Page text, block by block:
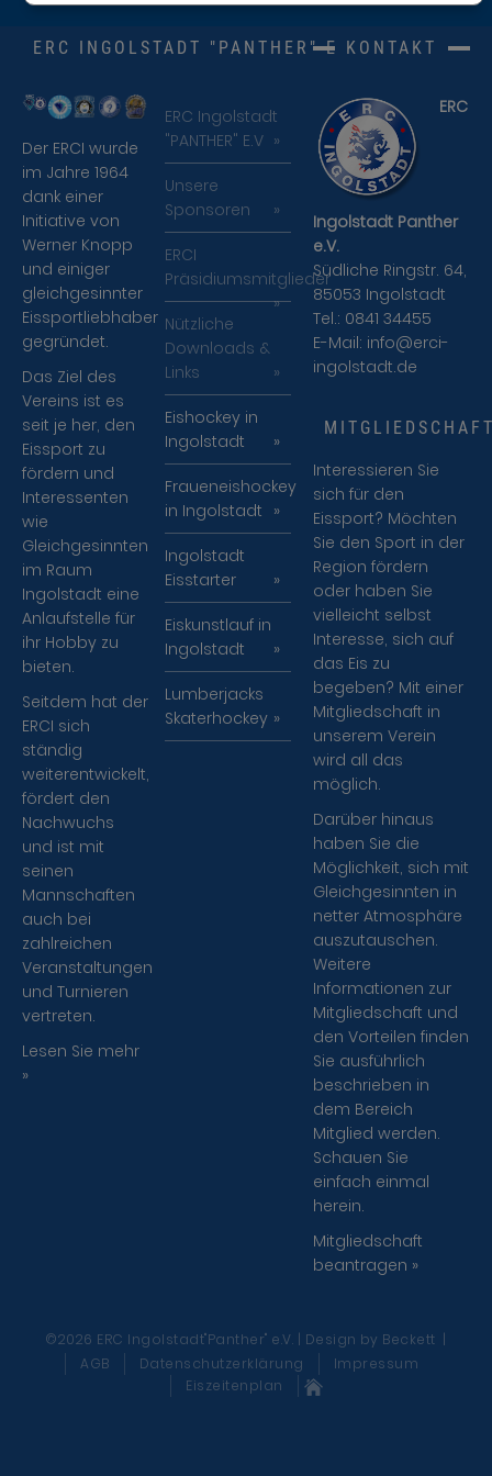
ERC INGOLSTADT "PANTHER" E.V.
Der ERCI wurde
im Jahre 1964
dank einer
Initiative von
Werner Knopp
und einiger
gleichgesinnter
Eissportliebhaber
gegründet.
Das Ziel des
Vereins ist es
seit je her, den
Eissport zu
fördern und
Interessenten
wie
Gleichgesinnten
im Raum
Ingolstadt eine
Anlaufstelle für
ihr Hobby zu
bieten.
Seitdem hat der
ERCI sich
ständig
weiterentwickelt,
fördert den
Nachwuchs
und ist mit
seinen
Mannschaften
auch bei
zahlreichen
Veranstaltungen
und Turnieren
vertreten.
Lesen Sie mehr
»
ERC Ingolstadt
"PANTHER" E.V
Unsere
Sponsoren
ERCI
Präsidiumsmitglieder
Nützliche
Downloads &
Links
Eishockey in
Ingolstadt
Fraueneishockey
in Ingolstadt
Ingolstadt
Eisstarter
Eiskunstlauf in
Ingolstadt
Lumberjacks
Skaterhockey
KONTAKT
ERC
Ingolstadt Panther
e.V.
Südliche Ringstr. 64,
85053 Ingolstadt
Tel.: 0841 34455
E-Mail: info@erci-
ingolstadt.de
Interessieren Sie
sich für den
Eissport? Möchten
Sie den Sport in der
Region fördern
oder haben Sie
vielleicht selbst
Interesse, sich auf
das Eis zu
begeben? Mit einer
Mitgliedschaft in
unserem Verein
wird all das
möglich.
Darüber hinaus
haben Sie die
Möglichkeit, sich mit
Gleichgesinnten in
netter Atmosphäre
auszutauschen.
Weitere
Informationen zur
Mitgliedschaft und
den Vorteilen finden
Sie ausführlich
beschrieben in
dem Bereich
Mitglied werden.
Schauen Sie
einfach einmal
herein.
Mitgliedschaft
beantragen »
©2026 ERC Ingolstadt"Panther" e.V. | Design by Beckett |
AGB
Datenschutzerklärung
Impressum
Eiszeitenplan